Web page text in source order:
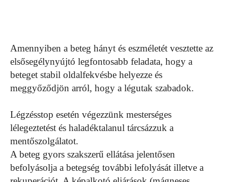
Amennyiben a beteg hányt és eszméletét vesztette az
elsősegélynyújtó legfontosabb feladata, hogy a
beteget stabil oldalfekvésbe helyezze és
meggyőződjön arról, hogy a légutak szabadok.
Légzésstop esetén végezzünk mesterséges
lélegeztetést és haladéktalanul tárcsázzuk a
mentőszolgálatot.
A beteg gyors szakszerű ellátása jelentősen
befolyásolja a betegség további lefolyását illetve a